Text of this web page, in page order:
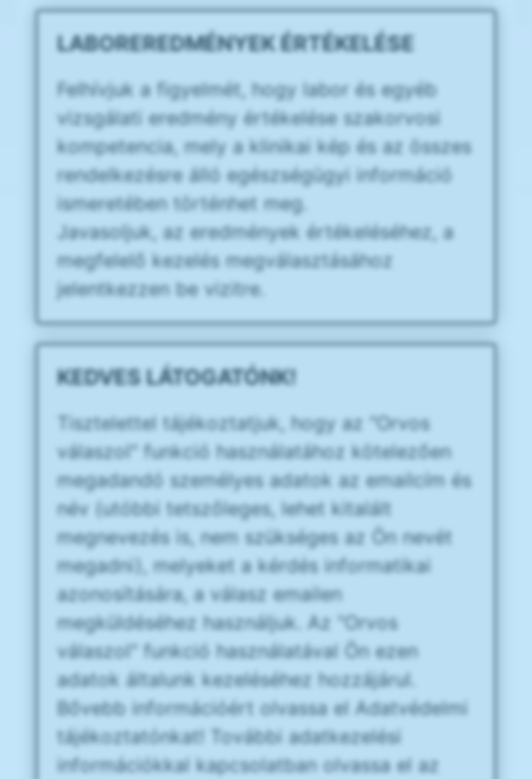
LABOREREDMÉNYEK ÉRTÉKELÉSE
Felhívjuk a figyelmét, hogy labor és egyéb
vizsgálati eredmény értékelése szakorvosi
kompetencia, mely a klinikai kép és az összes
rendelkezésre álló egészségügyi információ
ismeretében történhet meg.
Javasoljuk, az eredmények értékeléséhez, a
megfelelő kezelés megválasztásához
jelentkezzen be vizitre.
KEDVES LÁTOGATÓNK!
Tisztelettel tájékoztatjuk, hogy az "Orvos
válaszol" funkció használatához kötelezően
megadandó személyes adatok az emailcím és
név (utóbbi tetszőleges, lehet kitalált
megnevezés is, nem szükséges az Ön nevét
megadni), melyeket a kérdés informatikai
azonosítására, a válasz emailen
megküldéséhez használjuk. Az "Orvos
válaszol" funkció használatával Ön ezen
adatok általunk kezeléséhez hozzájárul.
Bővebb információért olvassa el Adatvédelmi
tájékoztatónkat! További adatkezelési
információkkal kapcsolatban olvassa el az